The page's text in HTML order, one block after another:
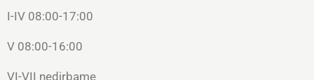
I-IV 08:00-17:00
V 08:00-16:00
VI-VII nedirbame